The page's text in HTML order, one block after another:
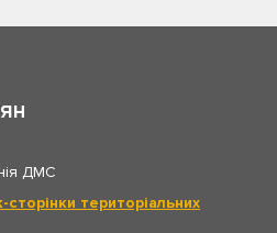
ДМС
сторінки територіальних